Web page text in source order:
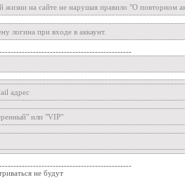
жизни на сайте не нарушая правило "О повторном
логина при входе в аккаунт.
адрес
или "VIP"
не будут